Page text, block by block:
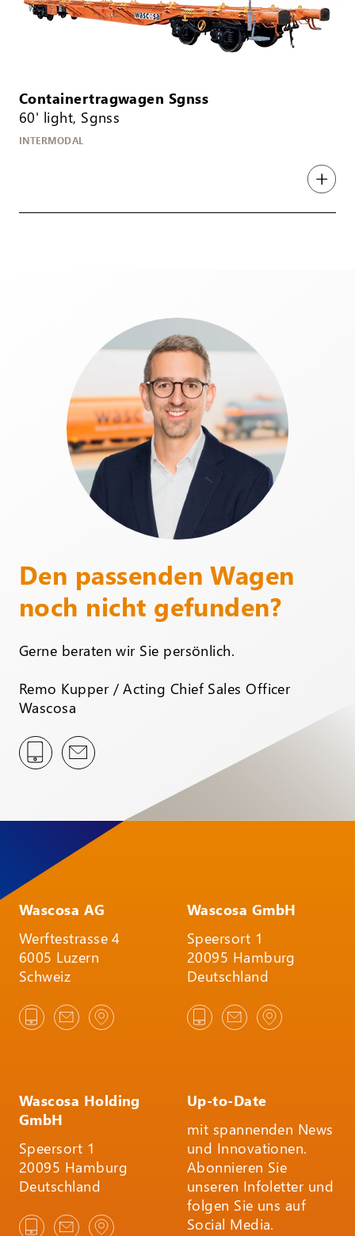
Containertragwagen Sgnss
60' light, Sgnss
INTERMODAL
Den passenden Wagen
noch nicht gefunden?
Gerne beraten wir Sie persönlich.
Remo Kupper / Acting Chief Sales Officer
Wascosa
Wascosa AG
Werftestrasse 4
6005 Luzern
Schweiz
Wascosa GmbH
Speersort 1
20095 Hamburg
Deutschland
Wascosa Holding
GmbH
Speersort 1
20095 Hamburg
Deutschland
Up-to-Date
mit spannenden News
und Innovationen.
Abonnieren Sie
unseren Infoletter und
folgen Sie uns auf
Social Media.